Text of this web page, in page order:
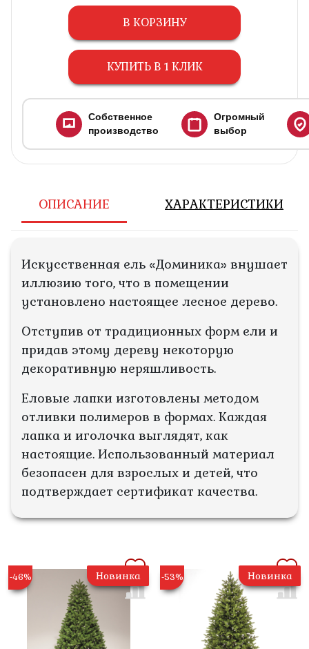
В КОРЗИНУ
КУПИТЬ В 1 КЛИК
Собственное
производство
Огромный
выбор
ОПИСАНИЕ ХАРАКТЕРИСТИКИ
Искусственная ель «Доминика» внушает
иллюзию того, что в помещении
установлено настоящее лесное дерево.
Отступив от традиционных форм ели и
придав этому дереву некоторую
декоративную неряшливость.
Еловые лапки изготовлены методом
отливки полимеров в формах. Каждая
лапка и иголочка выглядят, как
настоящие. Использованный материал
безопасен для взрослых и детей, что
подтверждает сертификат качества.
-46% Новинка -53% Новинка